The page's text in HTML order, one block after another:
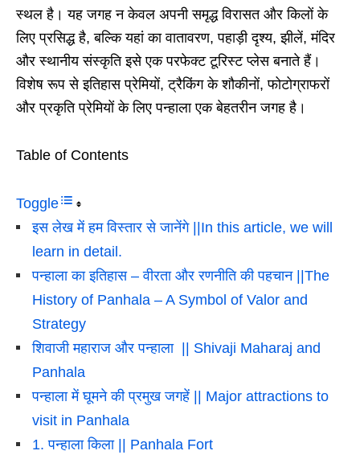
स्थल है। यह जगह न केवल अपनी समृद्ध विरासत और किलों के
लिए प्रसिद्ध है, बल्कि यहां का वातावरण, पहाड़ी दृश्य, झीलें, मंदिर
और स्थानीय संस्कृति इसे एक परफेक्ट टूरिस्ट प्लेस बनाते हैं।
विशेष रूप से इतिहास प्रेमियों, ट्रैकिंग के शौकीनों, फोटोग्राफरों
और प्रकृति प्रेमियों के लिए पन्हाला एक बेहतरीन जगह है।
Table of Contents
Toggle
इस लेख में हम विस्तार से जानेंगे ||In this article, we will
learn in detail.
पन्हाला का इतिहास – वीरता और रणनीति की पहचान ||The
History of Panhala – A Symbol of Valor and
Strategy
शिवाजी महाराज और पन्हाला || Shivaji Maharaj and
Panhala
पन्हाला में घूमने की प्रमुख जगहें || Major attractions to
visit in Panhala
1. पन्हाला किला || Panhala Fort